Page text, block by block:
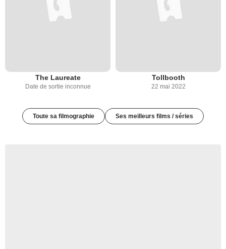
The Laureate
Date de sortie inconnue
Tollbooth
22 mai 2022
Toute sa filmographie Ses meilleurs films / séries